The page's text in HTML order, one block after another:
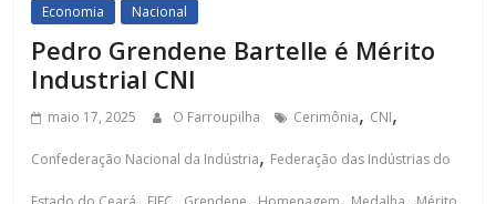
Economia Nacional
Pedro Grendene Bartelle é Mérito
Industrial CNI
maio 17, 2025 O Farroupilha Cerimônia, CNI,
Confederação Nacional da Indústria, Federação das Indústrias do
, , , , ,